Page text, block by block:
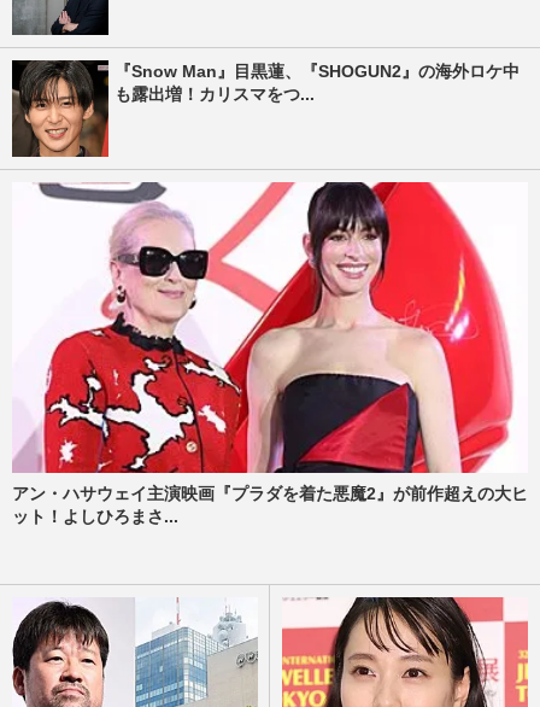
『Snow Man』目黒蓮、『SHOGUN2』の海外ロケ中
も露出増！カリスマをつ...
アン・ハサウェイ主演映画『プラダを着た悪魔2』が前作超えの大ヒ
ット！よしひろまさ...